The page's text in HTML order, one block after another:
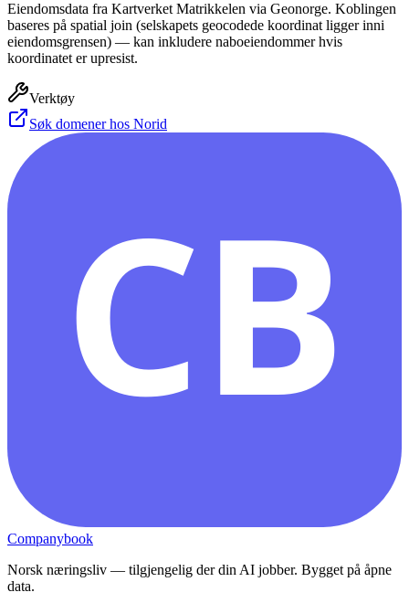
Eiendomsdata fra Kartverket Matrikkelen via Geonorge. Koblingen
baseres på spatial join (selskapets geocodede koordinat ligger inni
eiendomsgrensen) — kan inkludere naboeiendommer hvis
koordinatet er upresist.
Verktøy
Søk domener hos Norid
CB
Companybook
Norsk næringsliv — tilgjengelig der din AI jobber. Bygget på åpne
data.